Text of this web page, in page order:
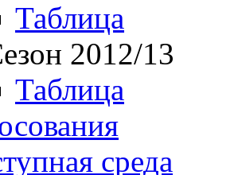
Таблица
2012/13
Таблица
среда